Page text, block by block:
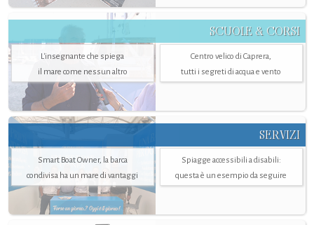
SCUOLE & CORSI
L'insegnante che spiega
il mare come nessun altro
Centro velico di Caprera,
tutti i segreti di acqua e vento
SERVIZI
Smart Boat Owner, la barca
condivisa ha un mare di vantaggi
Spiagge accessibili a disabili:
questa è un esempio da seguire